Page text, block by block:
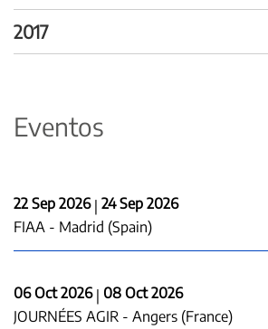
2017
Eventos
22 Sep 2026| 24 Sep 2026
FIAA - Madrid (Spain)
06 Oct 2026| 08 Oct 2026
JOURNÉES AGIR - Angers (France)